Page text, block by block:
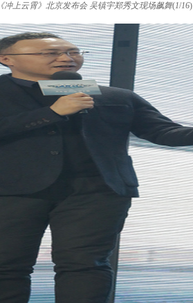
《冲上云霄》北京发布会 吴镇宇郑秀文现场飙舞(1/16)